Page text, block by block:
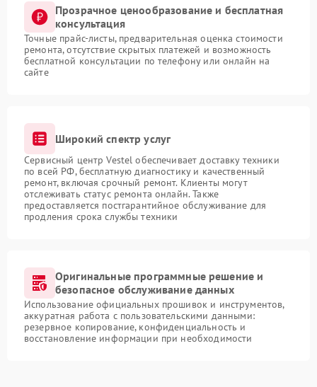
Прозрачное ценообразование и бесплатная
консультация
Точные прайс-листы, предварительная оценка стоимости
ремонта, отсутствие скрытых платежей и возможность
бесплатной консультации по телефону или онлайн на
сайте
Широкий спектр услуг
Сервисный центр Vestel обеспечивает доставку техники
по всей РФ, бесплатную диагностику и качественный
ремонт, включая срочный ремонт. Клиенты могут
отслеживать статус ремонта онлайн. Также
предоставляется постгарантийное обслуживание для
продления срока службы техники
Оригинальные программные решение и
безопасное обслуживание данных
Использование официальных прошивок и инструментов,
аккуратная работа с пользовательскими данными:
резервное копирование, конфиденциальность и
восстановление информации при необходимости